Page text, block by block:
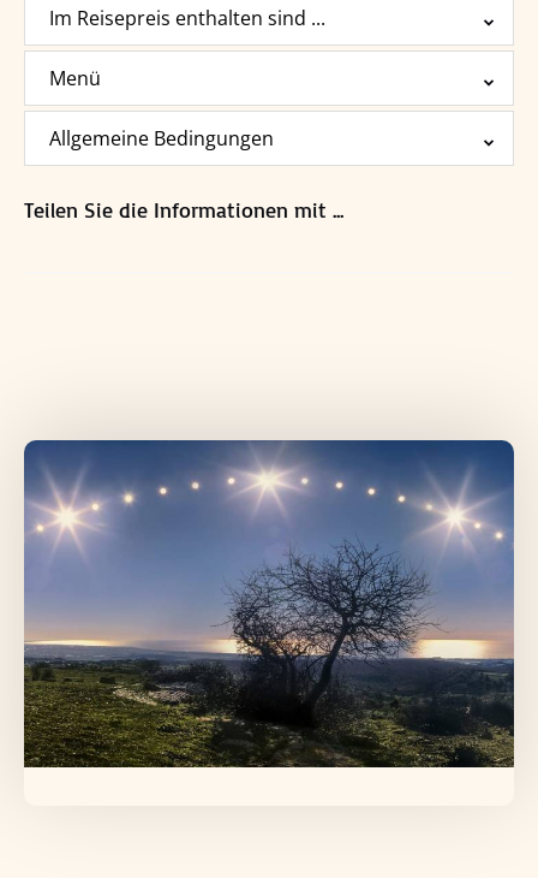
Im Reisepreis enthalten sind ...
Menü
Allgemeine Bedingungen
Teilen Sie die Informationen mit ...